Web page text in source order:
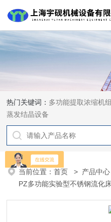
热门关键词： 多功能提取浓缩机
蒸发结晶设备
当前位置：首页 > 产品中心
PZ多功能实验型不锈钢流化